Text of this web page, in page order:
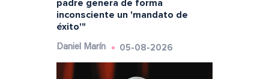
padre genera de forma
inconsciente un 'mandato de
éxito'"
Daniel Marín 05-08-2026